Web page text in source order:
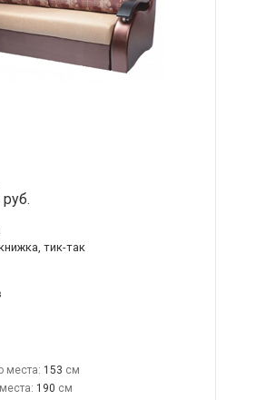
руб.
тик-так
места: 153
190